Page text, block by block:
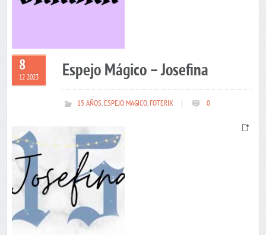
8
12 2023 Espejo Mágico – Josefina
15 AÑOS,ESPEJO MAGICO,FOTERIX 0